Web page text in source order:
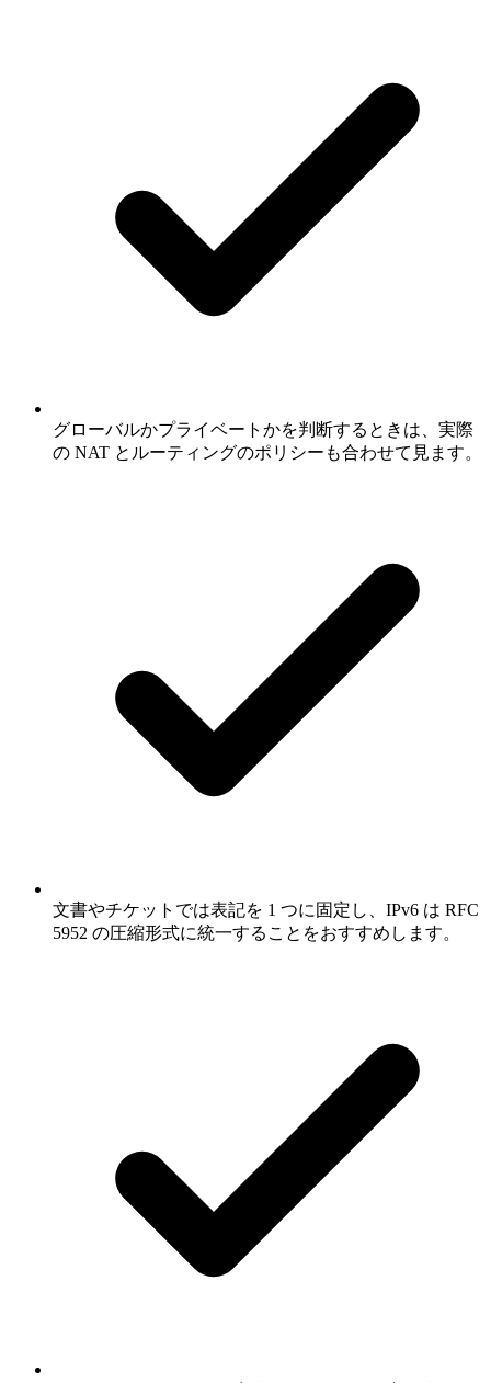
グローバルかプライベートかを判断するときは、実際
の NAT とルーティングのポリシーも合わせて見ます。
文書やチケットでは表記を 1 つに固定し、IPv6 は RFC
5952 の圧縮形式に統一することをおすすめします。